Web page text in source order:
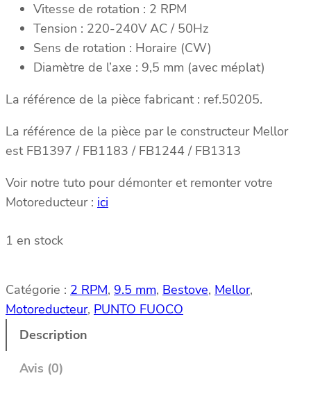
Vitesse de rotation : 2 RPM
Tension : 220-240V AC / 50Hz
Sens de rotation : Horaire (CW)
Diamètre de l’axe : 9,5 mm (avec méplat)
La référence de la pièce fabricant : ref.50205.
La référence de la pièce par le constructeur Mellor
est FB1397 / FB1183 / FB1244 / FB1313
Voir notre tuto pour démonter et remonter votre
Motoreducteur : ici
1 en stock
Catégorie : 2 RPM, 9.5 mm, Bestove, Mellor
Motoreducteur, PUNTO FUOCO
Description
Avis (0)